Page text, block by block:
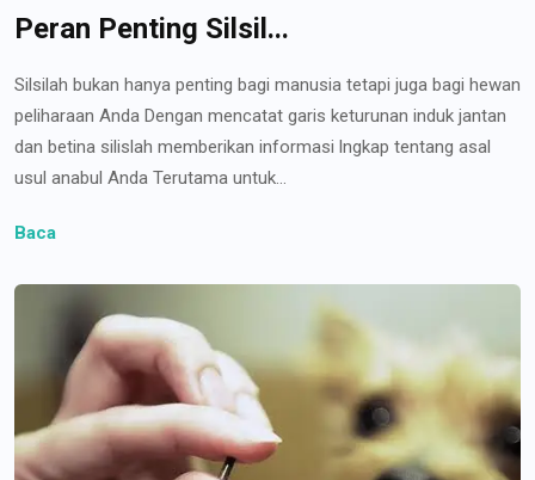
Peran Penting Silsil...
Silsilah bukan hanya penting bagi manusia tetapi juga bagi hewan
peliharaan Anda Dengan mencatat garis keturunan induk jantan
dan betina silislah memberikan informasi lngkap tentang asal
usul anabul Anda Terutama untuk...
Baca